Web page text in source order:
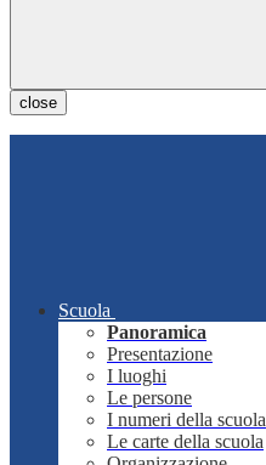
close
Scuola
Panoramica
Presentazione
I luoghi
Le persone
I numeri della scuola
Le carte della scuola